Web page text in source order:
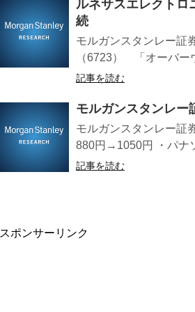
ルネサスエレクトロ
続
モルガンスタンレー証
（6723） 「オーバ
記事を読む
モルガンスタンレー
モルガンスタンレー証
880円→1050円 ・パナ
記事を読む
スポンサーリンク